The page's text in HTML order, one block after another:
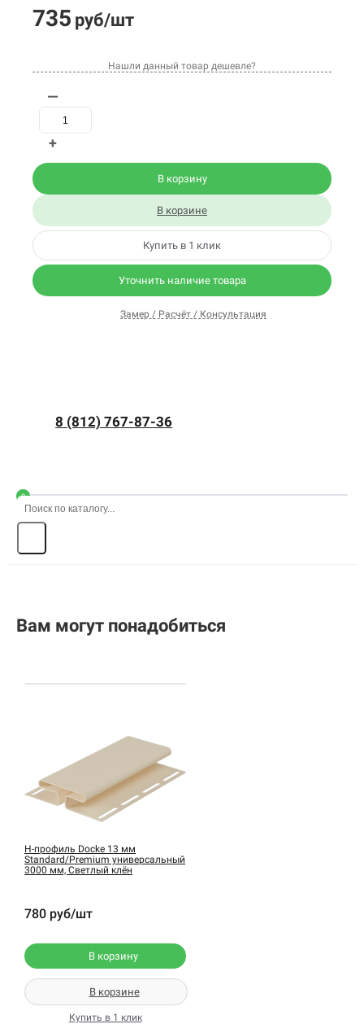
735 руб/шт
Нашли данный товар дешевле?
—
+
В корзину
В корзине
Купить в 1 клик
Уточнить наличие товара
Замер / Расчёт / Консультация
8 (812) 767-87-36
0
Вам могут понадобиться
H-профиль Docke 13 мм
Standard/Premium универсальный
3000 мм, Светлый клён
780 руб/шт
В корзину
В корзине
Купить в 1 клик